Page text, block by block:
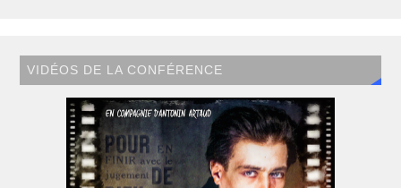
VIDÉOS DE LA CONFÉRENCE